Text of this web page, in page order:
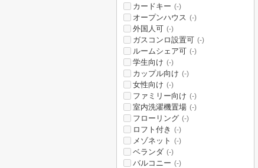
カードキー (-)
オープンハウス (-)
外国人可 (-)
ガスコンロ設置可 (-)
ルームシェア可 (-)
学生向け (-)
カップル向け (-)
女性向け (-)
ファミリー向け (-)
室内洗濯機置場 (-)
フローリング (-)
ロフト付き (-)
メゾネット (-)
ベランダ (-)
バルコニー (-)